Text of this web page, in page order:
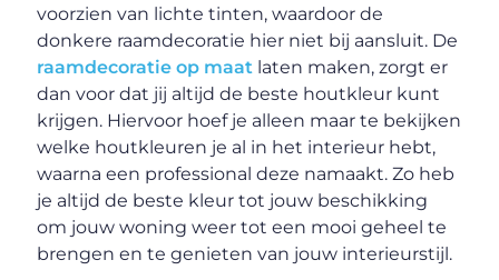
voorzien van lichte tinten, waardoor de
donkere raamdecoratie hier niet bij aansluit. De
raamdecoratie op maat laten maken, zorgt er
dan voor dat jij altijd de beste houtkleur kunt
krijgen. Hiervoor hoef je alleen maar te bekijken
welke houtkleuren je al in het interieur hebt,
waarna een professional deze namaakt. Zo heb
je altijd de beste kleur tot jouw beschikking
om jouw woning weer tot een mooi geheel te
brengen en te genieten van jouw interieurstijl.